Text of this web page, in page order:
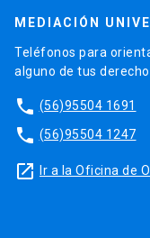
MEDIACIÓN
Teléfonos para
alguno de tus
phone (56)95504 1691
phone (56)95504 1247
launch Ir a la Oficina de